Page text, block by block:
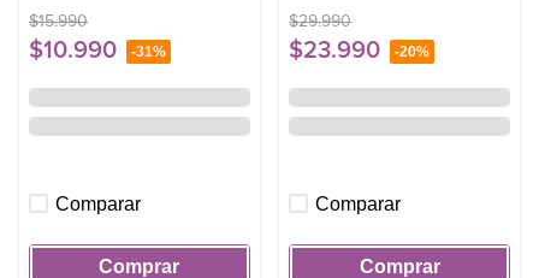
$15.990
$10.990 -31%
Comparar
Comprar
$29.990
$23.990 -20%
Comparar
Comprar